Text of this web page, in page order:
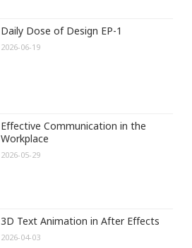
Daily Dose of Design EP-1
2026-06-19
Effective Communication in the
Workplace
2026-05-29
3D Text Animation in After Effects
2026-04-03